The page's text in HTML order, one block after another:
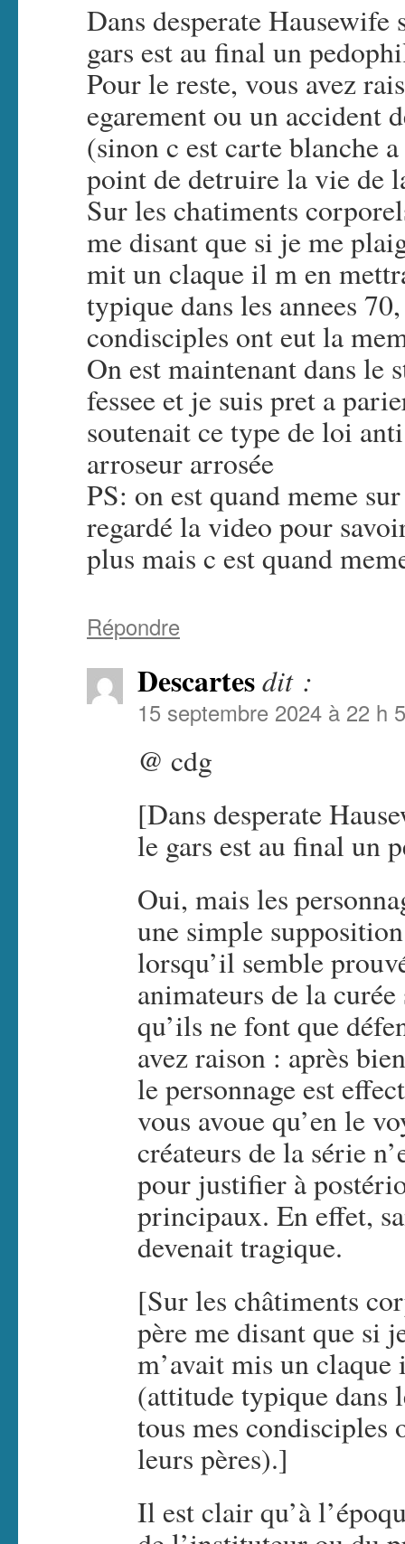
Dans desperate
gars est au final un
Pour le reste, vous avez
egarement ou un accident
(sinon c est carte blanche
point de detruire la vie de
Sur les chatiments
me disant que si je me
mit un claque il m en
typique dans les annees
condisciples ont eut la
On est maintenant dans le
fessee et je suis pret a
soutenait ce type de loi
arroseur arrosée
PS: on est quand meme
regardé la video pour
plus mais c est quand
Répondre
Descartesdit :
15 septembre 2024 à 22 h
@ cdg
[Dans desperate
le gars est au final un
Oui, mais les
une simple
lorsqu’il semble
animateurs de la
qu’ils ne font que
avez raison : après
le personnage est
vous avoue qu’en le
créateurs de la série
pour justifier à
principaux. En effet,
devenait tragique.
[Sur les châtiments
père me disant que si
m’avait mis un claque
(attitude typique dans
tous mes condisciples
leurs pères).]
Il est clair qu’à